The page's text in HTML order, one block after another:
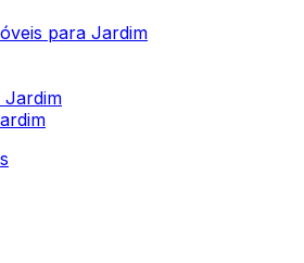
para Jardim
Jardim